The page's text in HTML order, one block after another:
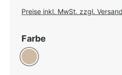
Preise inkl. MwSt. zzgl.
Farbe
Taupe